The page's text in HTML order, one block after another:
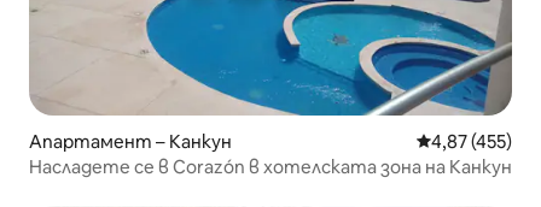
Апартамент – Канкун Средна
4,87 (455)
Насладете се в Corazón в хотелската зона на Канкун